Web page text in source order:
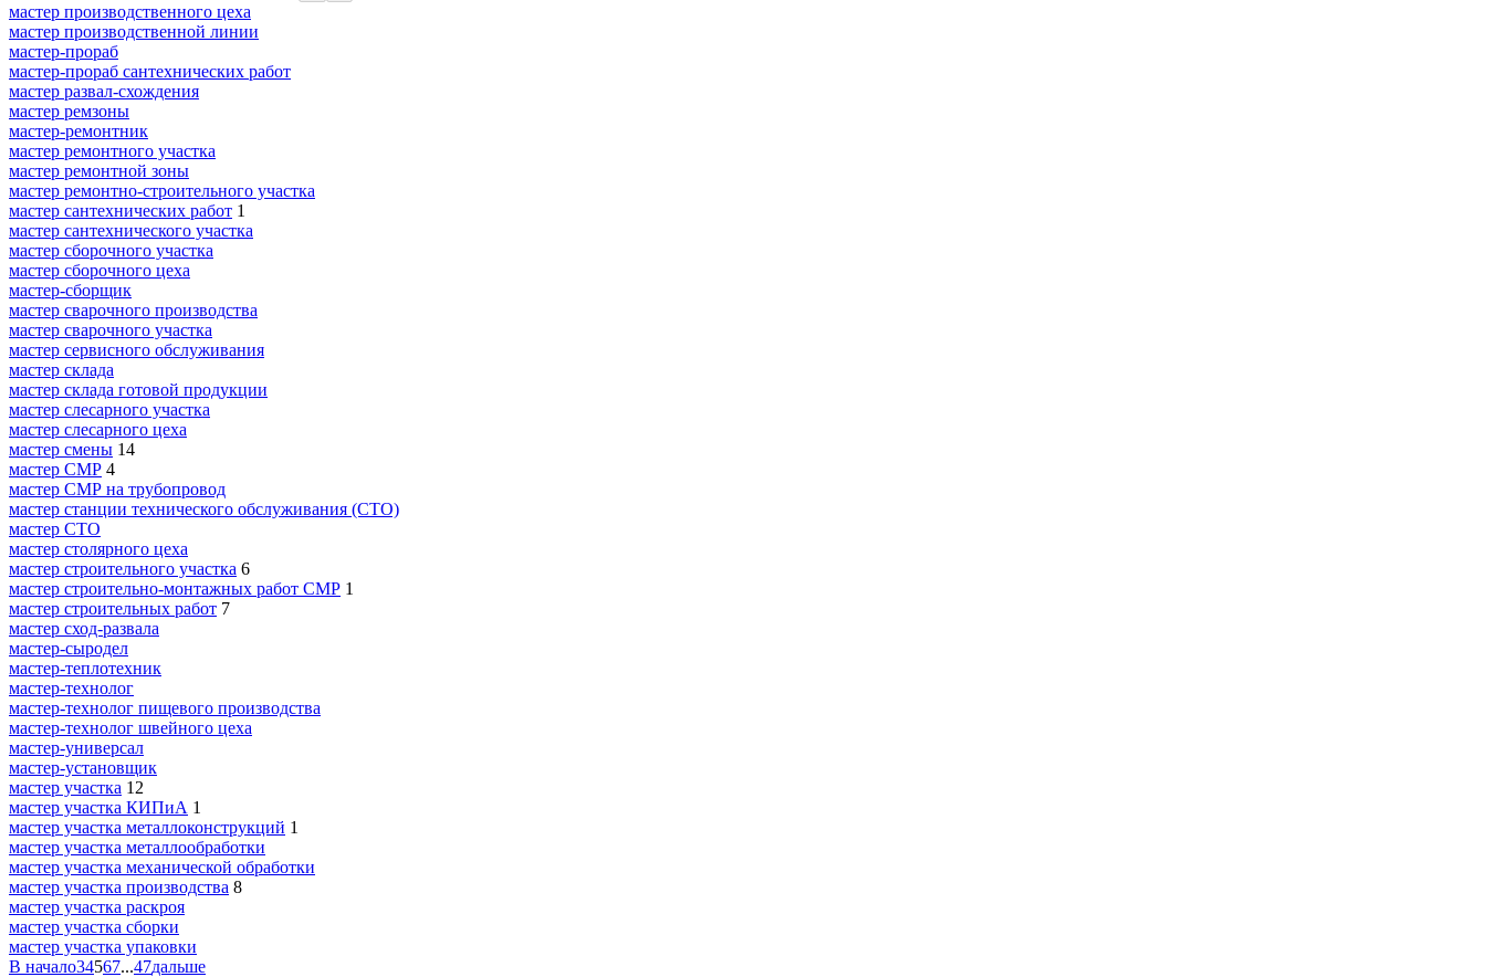
мастер производственного цеха
мастер производственной линии
мастер-прораб
мастер-прораб сантехнических работ
мастер развал-схождения
мастер ремзоны
мастер-ремонтник
мастер ремонтного участка
мастер ремонтной зоны
мастер ремонтно-строительного участка
мастер сантехнических работ 1
мастер сантехнического участка
мастер сборочного участка
мастер сборочного цеха
мастер-сборщик
мастер сварочного производства
мастер сварочного участка
мастер сервисного обслуживания
мастер склада
мастер склада готовой продукции
мастер слесарного участка
мастер слесарного цеха
мастер смены 14
мастер СМР 4
мастер СМР на трубопровод
мастер станции технического обслуживания (СТО)
мастер СТО
мастер столярного цеха
мастер строительного участка 6
мастер строительно-монтажных работ СМР 1
мастер строительных работ 7
мастер сход-развала
мастер-сыродел
мастер-теплотехник
мастер-технолог
мастер-технолог пищевого производства
мастер-технолог швейного цеха
мастер-универсал
мастер-установщик
мастер участка 12
мастер участка КИПиА 1
мастер участка металлоконструкций 1
мастер участка металлообработки
мастер участка механической обработки
мастер участка производства 8
мастер участка раскроя
мастер участка сборки
мастер участка упаковки
В начало34567...47дальше